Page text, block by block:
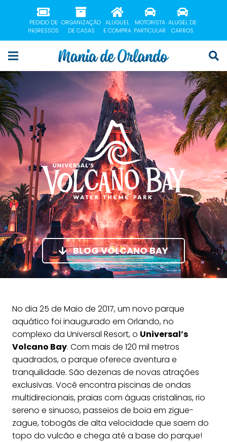
PEDIDO DE
INGRESSOS
ORGANIZAÇÃO
DE CASAS
ALUGUEL
E COMPRA
MOTORISTA
PARTICULAR
ALUGEL DE
CARROS
BLOG VOLCANO BAY
No dia 25 de Maio de 2017, um novo parque
aquático foi inaugurado em Orlando, no
complexo da Universal Resort, o Universal’s
Volcano Bay. Com mais de 120 mil metros
quadrados, o parque oferece aventura e
tranquilidade. São dezenas de novas atrações
exclusivas. Você encontra piscinas de ondas
multidirecionais, praias com águas cristalinas, rio
sereno e sinuoso, passeios de boia em zigue-
zague, tobogãs de alta velocidade que saem do
topo do vulcão e chega até a base do parque!